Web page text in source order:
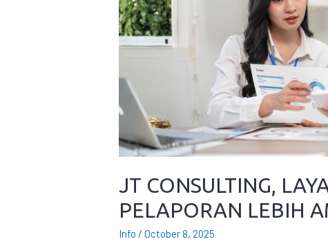
JT CONSULTING,
PELAPORAN LEBIH
Info /October 8, 2025